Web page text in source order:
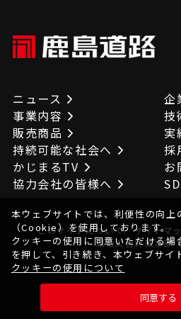
ニュース
企
事業内容
技
販売商品
実
持続可能な社会へ
採
かじまるTV
お
協力会社の皆様へ
このサイトについて サイトマ
緊急災害対策本部
© KAJIMAROAD CO.,LTD.
本ウェブサイトでは、利便性の向上
（Cookie）を使用しております。
クッキーの使用に同意いただける場
を押して、引き続き、本ウェブサイ
クッキーの使用について
同意する